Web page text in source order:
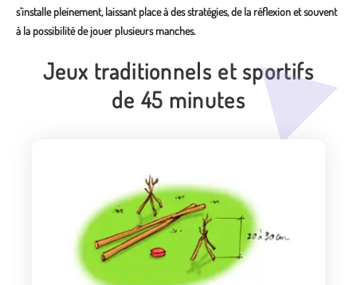
s’installe pleinement, laissant place à des stratégies, de la réflexion et souvent
à la possibilité de jouer plusieurs manches.
Média secondaire
Jeux traditionnels et sportifs
de 45 minutes